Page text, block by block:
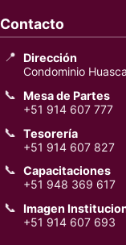
Contacto
📍
Dirección
Condominio
📞
Mesa de Partes
+51 914 607 777
📞 Tesorería
+51 914 607 827
📞 Capacitaciones
+51 948 369 617
📞
Imagen
+51 914 607 693